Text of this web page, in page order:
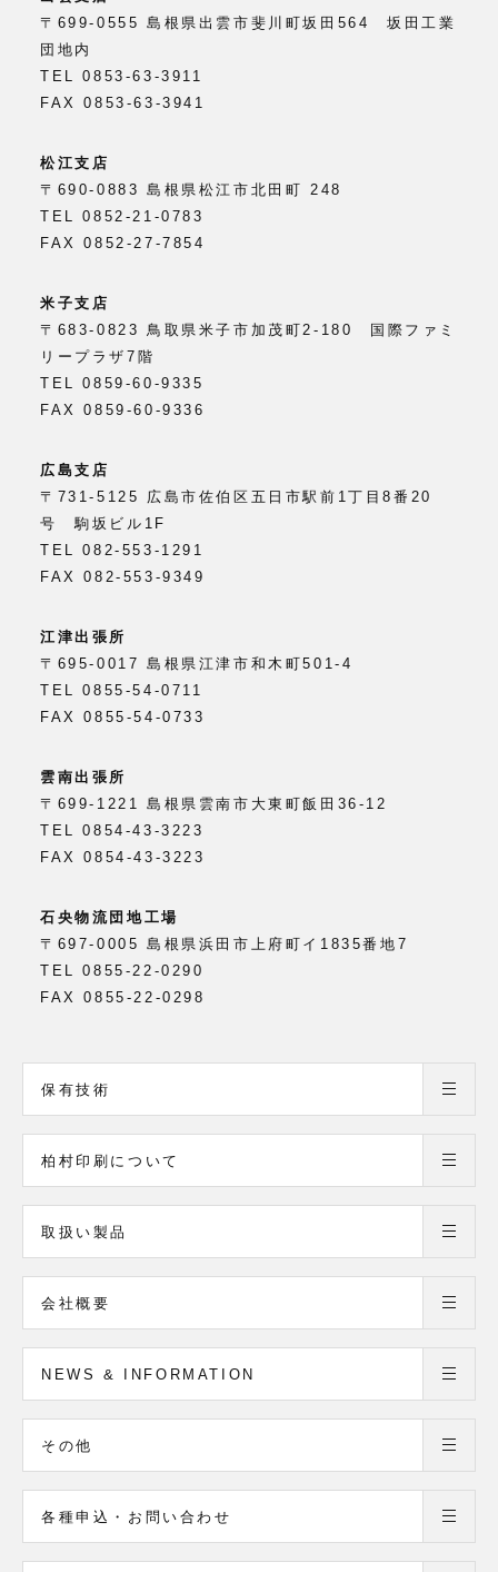
〒699-0555 島根県出雲市斐川町坂田564 坂田工業
団地内
TEL 0853-63-3911
FAX 0853-63-3941
松江支店
〒690-0883 島根県松江市北田町 248
TEL 0852-21-0783
FAX 0852-27-7854
米子支店
〒683-0823 鳥取県米子市加茂町2-180 国際ファミ
リープラザ7階
TEL 0859-60-9335
FAX 0859-60-9336
広島支店
〒731-5125 広島市佐伯区五日市駅前1丁目8番20
号 駒坂ビル1F
TEL 082-553-1291
FAX 082-553-9349
江津出張所
〒695-0017 島根県江津市和木町501-4
TEL 0855-54-0711
FAX 0855-54-0733
雲南出張所
〒699-1221 島根県雲南市大東町飯田36-12
TEL 0854-43-3223
FAX 0854-43-3223
石央物流団地工場
〒697-0005 島根県浜田市上府町イ1835番地7
TEL 0855-22-0290
FAX 0855-22-0298
保有技術
柏村印刷について
取扱い製品
会社概要
NEWS & INFORMATION
その他
各種申込・お問い合わせ